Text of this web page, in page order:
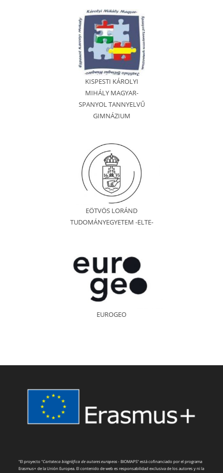
KISPESTI KÁROLYI
MIHÁLY MAGYAR-
SPANYOL TANNYELVŰ
GIMNÁZIUM
EÖTVÖS LORÁND
TUDOMÁNYEGYETEM -ELTE-
EUROGEO
"El proyecto "Cartoteca biográfica de autores europeos- BIOMAPS" está cofinanciado por el programa
Erasmus+ de la Unión Europea. El contenido de web es responsabilidad exclusiva de los autores y ni la